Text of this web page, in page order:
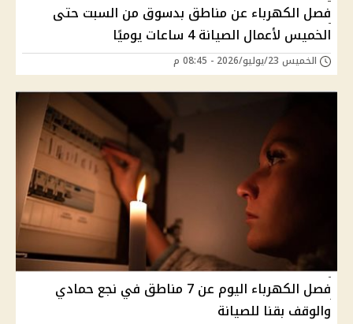
فصل الكهرباء عن مناطق بدسوق من السبت حتى
الخميس لأعمال الصيانة 4 ساعات يوميًا
الخميس 23/يوليو/2026 - 08:45 م
فصل الكهرباء اليوم عن 7 مناطق في نجع حمادي
والوقف بقنا للصيانة